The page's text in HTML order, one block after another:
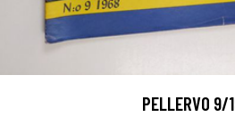
PELLERVO 9/